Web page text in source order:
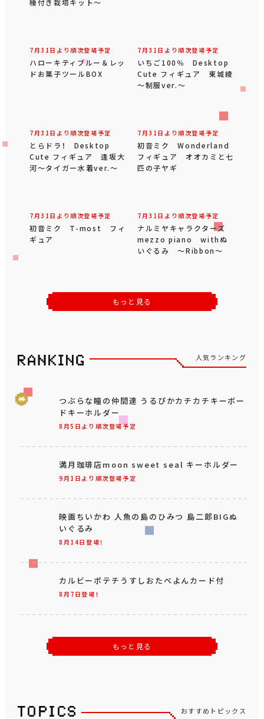
種付き栽培キット～
7月31日より順次登場予定
ハローキティブルー＆レッ
ドお菓子ツールBOX
7月31日より順次登場予定
いちご100％ Desktop
Cute フィギュア 東城綾
～制服ver.～
7月31日より順次登場予定
とらドラ！ Desktop
Cute フィギュア 逢坂大
河～タイガー水着ver.～
7月31日より順次登場予定
初音ミク Wonderland
フィギュア オオカミと七
匹の子ヤギ
7月31日より順次登場予定
初音ミク T-most フィ
ギュア
7月31日より順次登場予定
ナルミヤキャラクターズ
mezzo piano withぬ
いぐるみ ～Ribbon～
もっと見る
人気ランキング
8月5日より順次登場予定
つぶらな瞳の仲間達 うるぴかカチカチキーボー
ドキーホルダー
9月1日より順次登場予定
満月珈琲店moon sweet seal キーホルダー
8月14日登場！
映画ちいかわ 人魚の島のひみつ 島二郎BIGぬ
いぐるみ
8月7日登場！
カルビーポテチうすしおたべよんカード付
もっと見る
おすすめトピックス